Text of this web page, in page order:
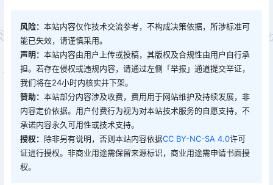
风险： 本站内容仅作技术交流参考，不构成决策依据，所涉标准可
能已失效，请谨慎采用。
声明： 本站内容由用户上传或投稿，其版权及合规性由用户自行承
担。若存在侵权或违规内容，请通过左侧「举报」通道提交举证，
我们将在24小时内核实并下架。
赞助： 本站部分内容涉及收费，费用用于网站维护及持续发展，非
内容定价依据。用户付费行为视为对本站技术服务的自愿支持，不
承诺内容永久可用性或技术支持。
授权： 除非另有说明，否则本站内容依据CC BY-NC-SA 4.0许可
证进行授权。非商业用途需保留来源标识，商业用途需申请书面授
权。